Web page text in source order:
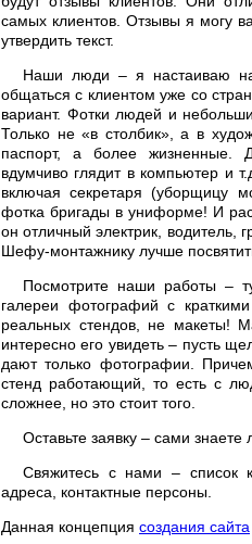
самых клиентов. Отзывы я могу
утвердить текст.
Наши люди – я настаиваю на
общаться с клиентом уже со
вариант. Фотки людей и
Только не «в столбик», а в
паспорт, а более жизненные.
вдумчиво глядит в компьютер и
включая секретаря (уборщицу
фотка бригады в униформе! И
он отличный электрик, водитель,
Шефу-монтажнику лучше
Посмотрите наши работы –
галереи фотографий с
реальных стендов, не макеты!
интересно его увидеть – пусть
дают только фотографии.
стенд работающий, то есть с
сложнее, но это стоит того.
Оставьте заявку – сами
Свяжитесь с нами – список
адреса, контактные персоны.
Данная концепция создания сайта